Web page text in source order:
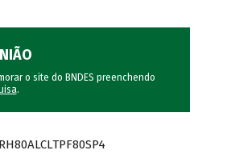
o site do BNDES preenchendo
.